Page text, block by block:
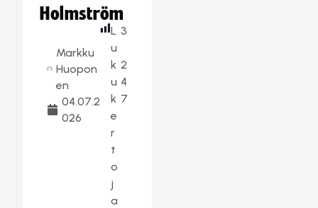
Holmström
Markku
Huopon
en
04.07.2
026
L
u
k
u
k
e
r
t
o
j
a
3
2
4
7